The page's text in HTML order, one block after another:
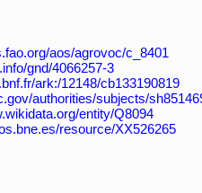
aos/agrovoc/c_8401
gnd/4066257-3
ark:/12148/cb133190819
authorities/subjects/
entity/Q8094
resource/XX526265